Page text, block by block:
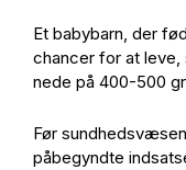
Et babybarn, der
chancer for at
nede på 400-500
Før
påbegyndte